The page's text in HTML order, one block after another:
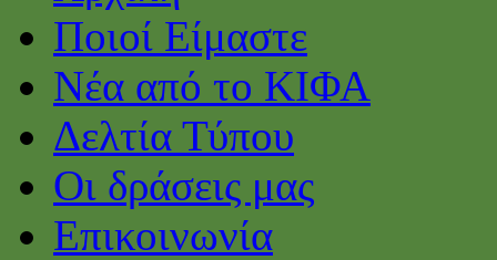
Ποιοί Είμαστε
Νέα από το ΚΙΦΑ
Δελτία Τύπου
Οι δράσεις μας
Επικοινωνία